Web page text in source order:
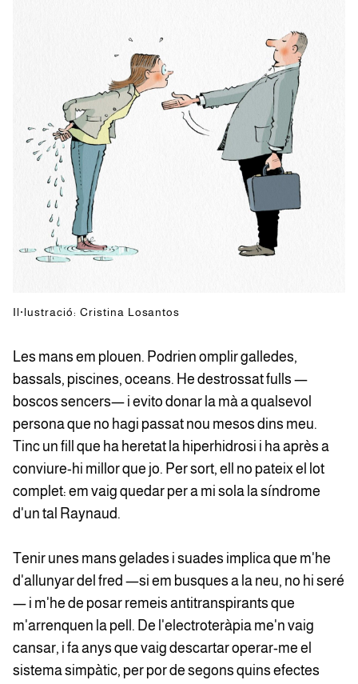
Il·lustració: Cristina Losantos
Les mans em plouen. Podrien omplir galledes,
bassals, piscines, oceans. He destrossat fulls —
boscos sencers— i evito donar la mà a qualsevol
persona que no hagi passat nou mesos dins meu.
Tinc un fill que ha heretat la hiperhidrosi i ha après a
conviure-hi millor que jo. Per sort, ell no pateix el lot
complet: em vaig quedar per a mi sola la síndrome
d'un tal Raynaud.
Tenir unes mans gelades i suades implica que m'he
d'allunyar del fred —si em busques a la neu, no hi seré
— i m'he de posar remeis antitranspirants que
m'arrenquen la pell. De l'electroteràpia me'n vaig
cansar, i fa anys que vaig descartar operar-me el
sistema simpàtic, per por de segons quins efectes